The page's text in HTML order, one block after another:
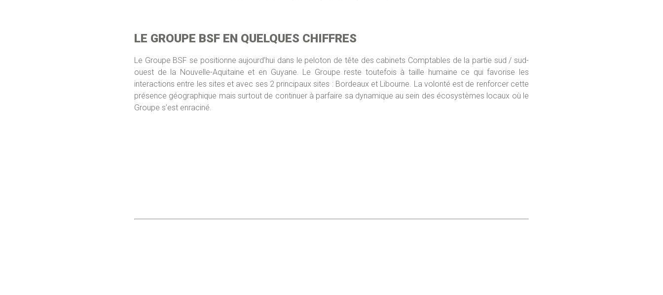
LE GROUPE BSF EN QUELQUES CHIFFRES
Le Groupe BSF se positionne aujourd’hui dans le peloton de tête des cabinets Comptables de la partie sud / sud-
ouest de la Nouvelle-Aquitaine et en Guyane. Le Groupe reste toutefois à taille humaine ce qui favorise les
interactions entre les sites et avec ses 2 principaux sites : Bordeaux et Libourne. La volonté est de renforcer cette
présence géographique mais surtout de continuer à parfaire sa dynamique au sein des écosystèmes locaux où le
Groupe s’est enraciné.